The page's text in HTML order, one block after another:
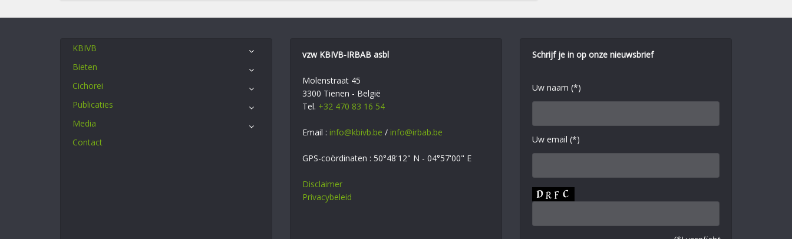
KBIVB
Bieten
Cichorei
Publicaties
Media
Contact
vzw KBIVB-IRBAB asbl
Molenstraat 45
3300 Tienen - België
Tel. +32 470 83 16 54
Email : info@kbivb.be / info@irbab.be
GPS-coördinaten : 50°48'12" N - 04°57'00" E
Disclaimer
Privacybeleid
Schrijf je in op onze nieuwsbrief
Uw naam (*)
Uw email (*)